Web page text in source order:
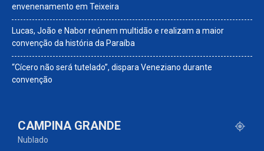
envenenamento em Teixeira
Lucas, João e Nabor reúnem multidão e realizam a maior
convenção da história da Paraíba
“Cícero não será tutelado”, dispara Veneziano durante
convenção
CAMPINA GRANDE
Nublado